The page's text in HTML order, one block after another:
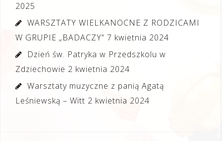
2025
WARSZTATY WIELKANOCNE Z RODZICAMI
W GRUPIE „BADACZY” 7 kwietnia 2024
Dzień św. Patryka w Przedszkolu w
Zdziechowie 2 kwietnia 2024
Warsztaty muzyczne z panią Agatą
Leśniewską – Witt 2 kwietnia 2024